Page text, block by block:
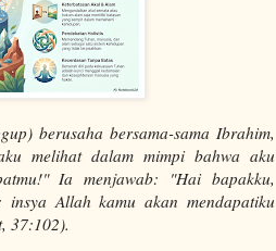
berusaha bersama-sama Ibrahim,
melihat dalam mimpi bahwa aku
Ia menjawab: "Hai bapakku,
Allah kamu akan mendapatiku
37:102).